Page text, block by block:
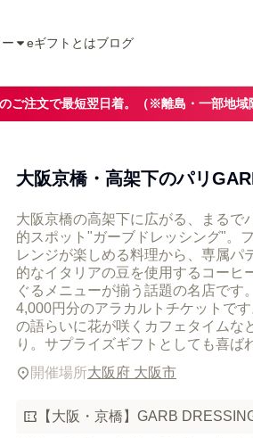
eギフトとはブログ
ご注文で最短翌日着。（※離島・一部地域
大阪京橋・高架下のパリ
大阪京橋の高架下に広がる、まるで
的スポット"ガーブドレッシング"。
レンジが楽しめる料理から、専属パ
的なイタリアの豆を使用するコーヒ
ぐるメニューが揃う話題の名店で
4,000円分のアラカルトチケットで
の語らいに花が咲くカフェタイムな
り。サプライズギフトとしても喜ば
開催場所大阪府 大阪市
【大阪・京橋】GARB